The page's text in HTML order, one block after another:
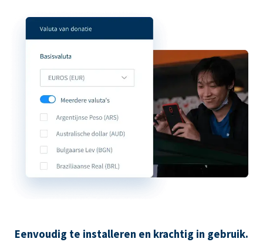
Eenvoudig te installeren en krachtig in gebruik.